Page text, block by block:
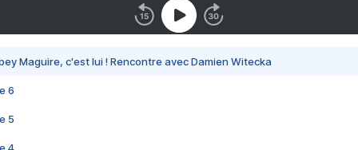
Maguire, c'est lui ! Rencontre avec Damien Witecka
6
5